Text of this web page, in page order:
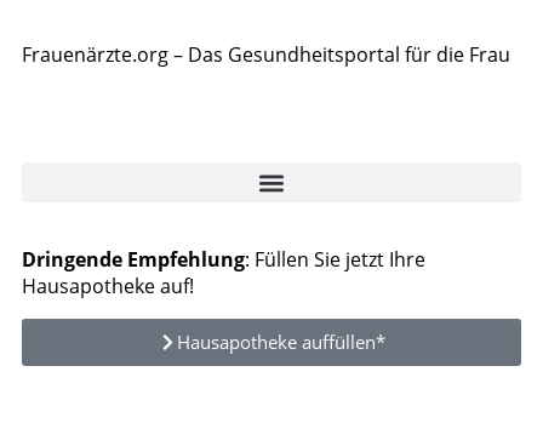
Frauenärzte.org – Das Gesundheitsportal für die Frau
Dringende Empfehlung: Füllen Sie jetzt Ihre
Hausapotheke auf!
Hausapotheke auffüllen*